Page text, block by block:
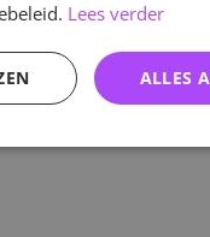
Lees verder
ALLES